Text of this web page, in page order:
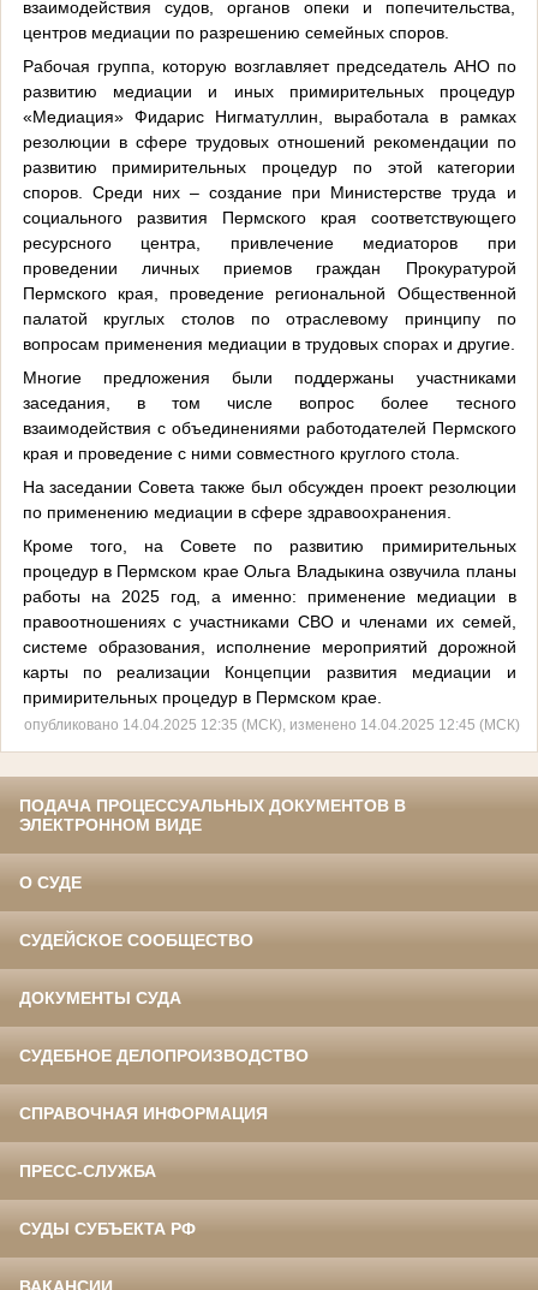
взаимодействия судов, органов опеки и попечительства,
центров медиации по разрешению семейных споров.
Рабочая группа, которую возглавляет председатель АНО по
развитию медиации и иных примирительных процедур
«Медиация» Фидарис Нигматуллин, выработала в рамках
резолюции в сфере трудовых отношений рекомендации по
развитию примирительных процедур по этой категории
споров. Среди них – создание при Министерстве труда и
социального развития Пермского края соответствующего
ресурсного центра, привлечение медиаторов при
проведении личных приемов граждан Прокуратурой
Пермского края, проведение региональной Общественной
палатой круглых столов по отраслевому принципу по
вопросам применения медиации в трудовых спорах и другие.
Многие предложения были поддержаны участниками
заседания, в том числе вопрос более тесного
взаимодействия с объединениями работодателей Пермского
края и проведение с ними совместного круглого стола.
На заседании Совета также был обсужден проект резолюции
по применению медиации в сфере здравоохранения.
Кроме того, на Совете по развитию примирительных
процедур в Пермском крае Ольга Владыкина озвучила планы
работы на 2025 год, а именно: применение медиации в
правоотношениях с участниками СВО и членами их семей,
системе образования, исполнение мероприятий дорожной
карты по реализации Концепции развития медиации и
примирительных процедур в Пермском крае.
опубликовано 14.04.2025 12:35 (МСК), изменено 14.04.2025 12:45 (МСК)
ПОДАЧА ПРОЦЕССУАЛЬНЫХ ДОКУМЕНТОВ В
ЭЛЕКТРОННОМ ВИДЕ
О СУДЕ
СУДЕЙСКОЕ СООБЩЕСТВО
ДОКУМЕНТЫ СУДА
СУДЕБНОЕ ДЕЛОПРОИЗВОДСТВО
СПРАВОЧНАЯ ИНФОРМАЦИЯ
ПРЕСС-СЛУЖБА
СУДЫ СУБЪЕКТА РФ